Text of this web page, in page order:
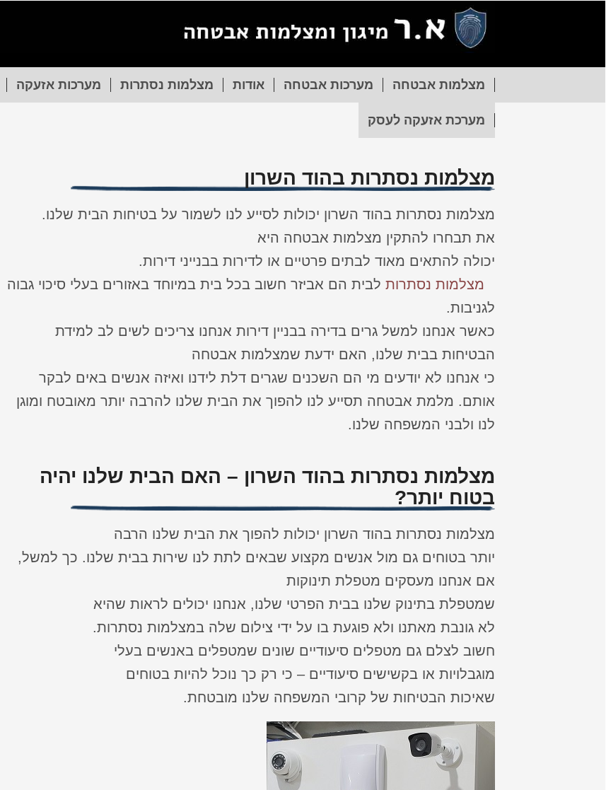
מצלמות אבטחה מערכות אבטחה אודות מצלמות נסתרות מערכות אזעקה
מערכת אזעקה לעסק
מצלמות נסתרות בהוד השרון
מצלמות נסתרות בהוד השרון יכולות לסייע לנו לשמור על בטיחות הבית שלנו.
את תבחרו להתקין מצלמות אבטחה היא
יכולה להתאים מאוד לבתים פרטיים או לדירות בבנייני דירות.
מצלמות נסתרות לבית הם אביזר חשוב בכל בית במיוחד באזורים בעלי סיכוי גבוה
לגניבות.
כאשר אנחנו למשל גרים בדירה בבניין דירות אנחנו צריכים לשים לב למידת
הבטיחות בבית שלנו, האם ידעת שמצלמות אבטחה
כי אנחנו לא יודעים מי הם השכנים שגרים דלת לידנו ואיזה אנשים באים לבקר
אותם. מלמת אבטחה תסייע לנו להפוך את הבית שלנו להרבה יותר מאובטח ומוגן
לנו ולבני המשפחה שלנו.
מצלמות נסתרות בהוד השרון – האם הבית שלנו יהיה
בטוח יותר?
מצלמות נסתרות בהוד השרון יכולות להפוך את הבית שלנו הרבה
יותר בטוחים גם מול אנשים מקצוע שבאים לתת לנו שירות בבית שלנו. כך למשל,
אם אנחנו מעסקים מטפלת תינוקות
שמטפלת בתינוק שלנו בבית הפרטי שלנו, אנחנו יכולים לראות שהיא
לא גונבת מאתנו ולא פוגעת בו על ידי צילום שלה במצלמות נסתרות.
חשוב לצלם גם מטפלים סיעודיים שונים שמטפלים באנשים בעלי
מוגבלויות או בקשישים סיעודיים – כי רק כך נוכל להיות בטוחים
שאיכות הבטיחות של קרובי המשפחה שלנו מובטחת.